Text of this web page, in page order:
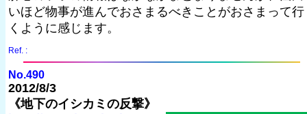
いほど物事が進んでおさまるべきことがおさまって行
くように感じます。
Ref. :
No.490
2012/8/3
《地下のイシカミの反撃》